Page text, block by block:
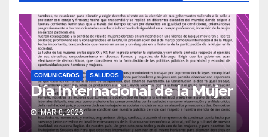
COMUNICADOS SALUDOS
Día Internacional de la Mujer
MAR 8, 2026